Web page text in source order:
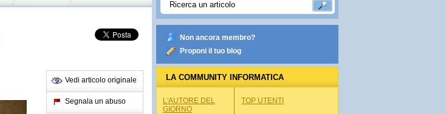
Vedi articolo originale
Segnala un abuso
Non ancora membro?
Proponi il tuo blog
LA COMMUNITY INFORMATICA
L'AUTORE DEL
GIORNO
TOP UTENTI